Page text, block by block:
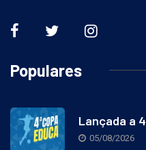
Populares
Lançada a 4°
05/08/2026